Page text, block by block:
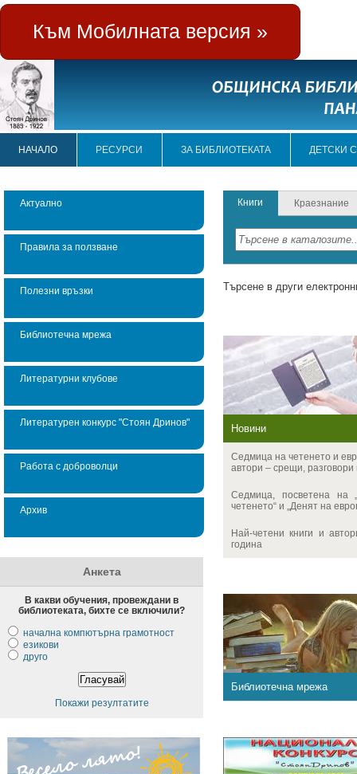
Към Мобилната версия »
НАЧАЛО РЕСУРСИ ЗА БИБЛИОТЕКАТА ДЕТСКИ
Актуално
Правила за ползване
Полезни връзки
Библиотечна мрежа
Литературни клубове
Литературен конкурс "Стоян Дринов"
Работа с доброволци
Архив
Анкета
В какви обучения, провеждани в
библиотеката, бихте се включили?
начална компютърна грамотност
езикови
друго
Покажи резултатите
Книги Краезнание
Търсене в други
Новини
Седмица на четенето и
автори – срещи, разговори
Седмица, посветена на
четенето“ и „Денят на
Най-четени книги и
година
Библиотечна мрежа